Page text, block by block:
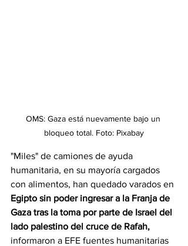
OMS: Gaza está nuevamente bajo un
bloqueo total. Foto: Pixabay
"Miles" de camiones de ayuda
humanitaria, en su mayoría cargados
con alimentos, han quedado varados en
Egipto sin poder ingresar a la Franja de
Gaza tras la toma por parte de Israel del
lado palestino del cruce de Rafah,
informaron a EFE fuentes humanitarias